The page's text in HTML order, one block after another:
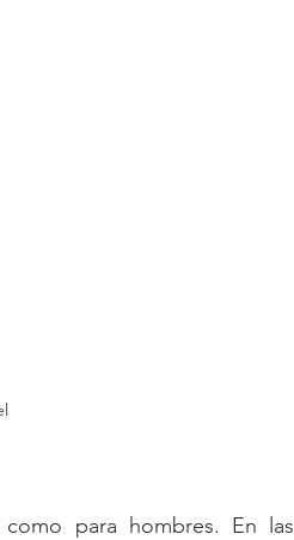
para hombres. En las